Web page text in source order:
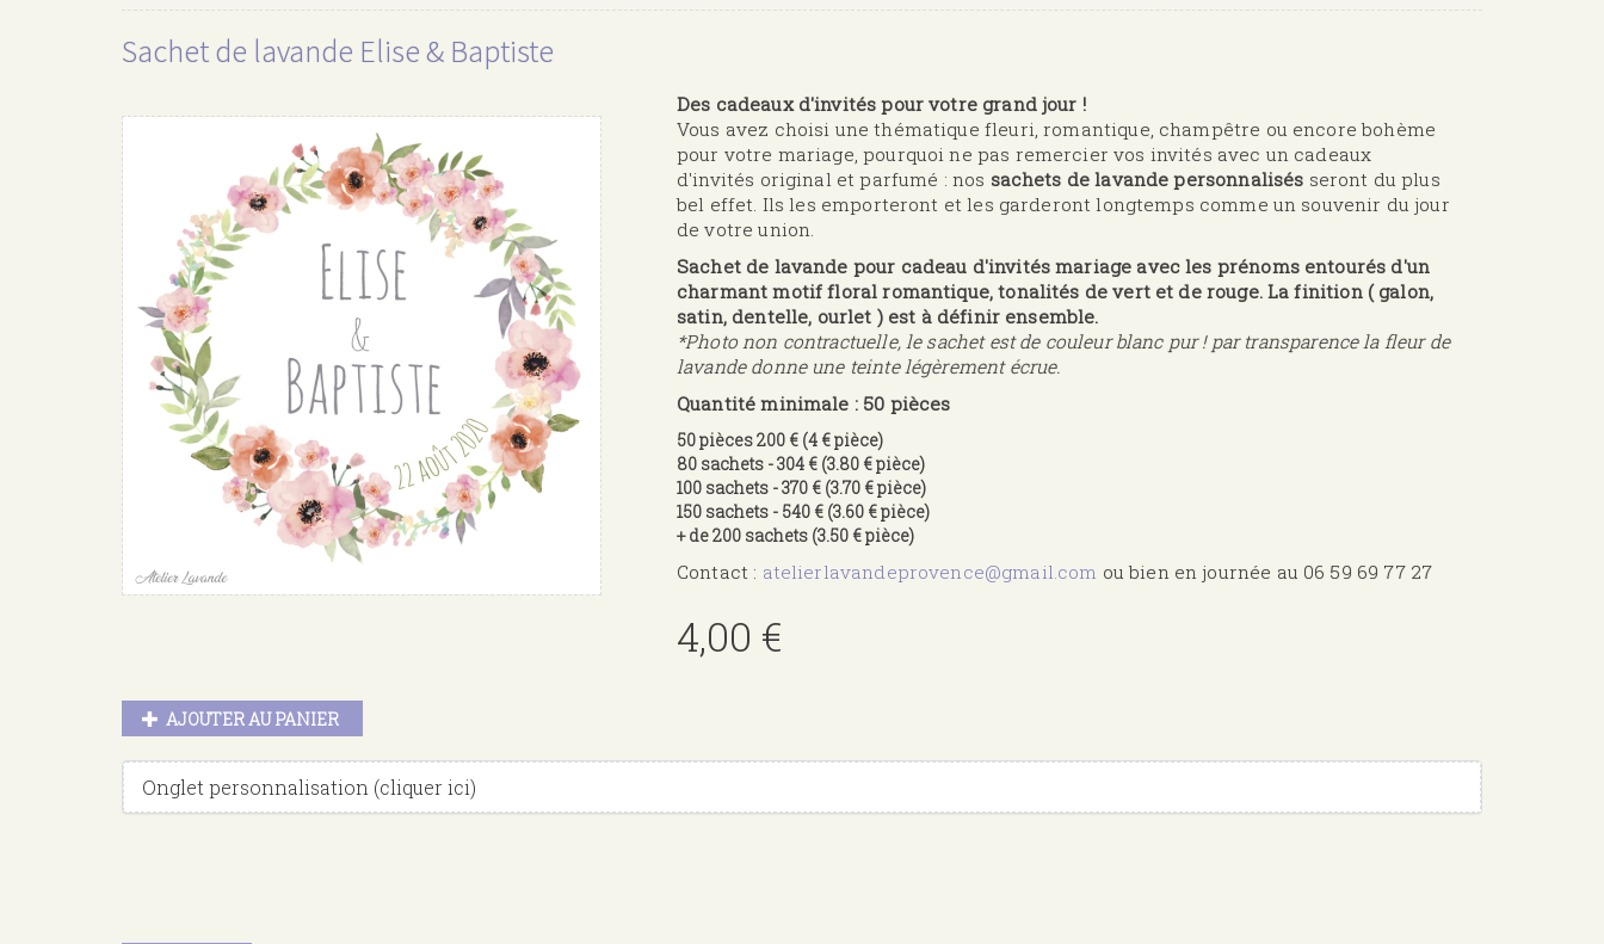
Sachet de lavande Elise & Baptiste
Des cadeaux d'invités pour votre grand jour !
Vous avez choisi une thématique fleuri, romantique, champêtre ou encore bohème
pour votre mariage, pourquoi ne pas remercier vos invités avec un cadeaux
d'invités original et parfumé : nos sachets de lavande personnalisés seront du plus
bel effet. Ils les emporteront et les garderont longtemps comme un souvenir du jour
de votre union.
Sachet de lavande pour cadeau d'invités mariage avec les prénoms entourés d'un
charmant motif floral romantique, tonalités de vert et de rouge. La finition ( galon,
satin, dentelle, ourlet ) est à définir ensemble.
*Photo non contractuelle, le sachet est de couleur blanc pur ! par transparence la fleur de
lavande donne une teinte légèrement écrue.
Quantité minimale : 50 pièces
50 pièces 200 € (4 € pièce)
80 sachets - 304 € (3.80 € pièce)
100 sachets - 370 € (3.70 € pièce)
150 sachets - 540 € (3.60 € pièce)
+ de 200 sachets (3.50 € pièce)
Contact : atelierlavandeprovence@gmail.com ou bien en journée au 06 59 69 77 27
4,00 €
AJOUTER AU PANIER
Masquer
Onglet personnalisation (cliquer ici)